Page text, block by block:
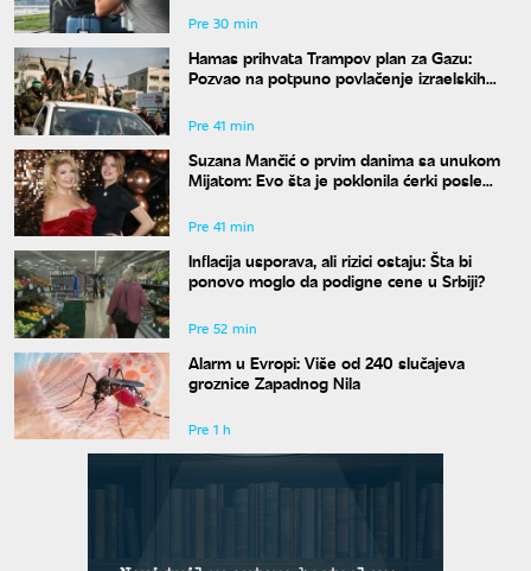
Pre 30 min
Hamas prihvata Trampov plan za Gazu:
Pozvao na potpuno povlačenje izraelskih
Pre 41 min
Suzana Mančić o prvim danima sa unukom
Mijatom: Evo šta je poklonila ćerki posle
Pre 41 min
Inflacija usporava, ali rizici ostaju: Šta bi
ponovo moglo da podigne cene u Srbiji?
Pre 52 min
Alarm u Evropi: Više od 240 slučajeva
groznice Zapadnog Nila
Pre 1 h